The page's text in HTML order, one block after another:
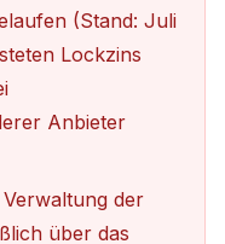
(Stand: Juli
Lockzins
Anbieter
Verwaltung der
über das